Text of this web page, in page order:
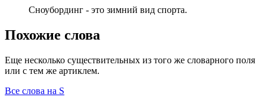
Сноубординг - это зимний вид спорта.
Похожие слова
Еще несколько существительных из того же словарного поля
или с тем же артиклем.
Все слова на S